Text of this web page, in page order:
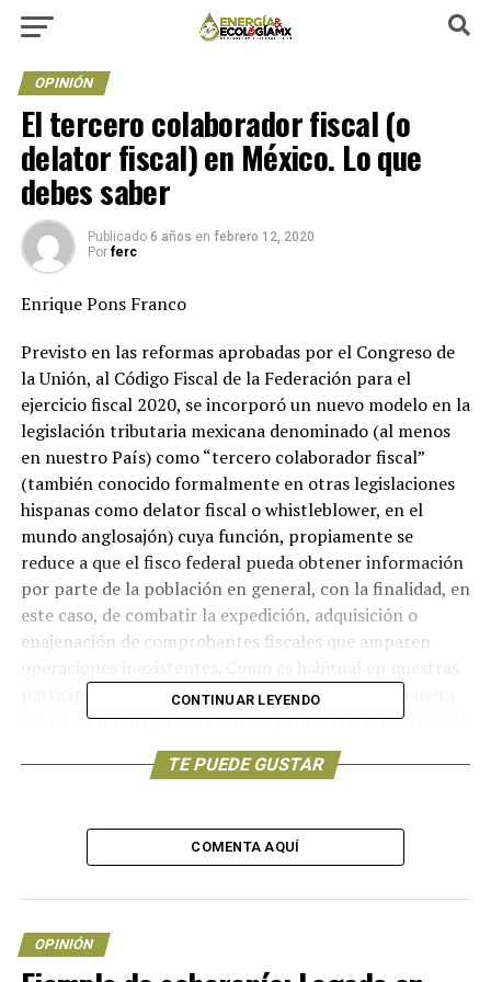
OPINIÓN
El tercero colaborador fiscal (o
delator fiscal) en México. Lo que
debes saber
Publicado 6 años en febrero 12, 2020
Por ferc
Enrique Pons Franco
Previsto en las reformas aprobadas por el Congreso de
la Unión, al Código Fiscal de la Federación para el
ejercicio fiscal 2020, se incorporó un nuevo modelo en la
legislación tributaria mexicana denominado (al menos
en nuestro País) como “tercero colaborador fiscal”
(también conocido formalmente en otras legislaciones
hispanas como delator fiscal o whistleblower, en el
mundo anglosajón) cuya función, propiamente se
reduce a que el fisco federal pueda obtener información
por parte de la población en general, con la finalidad, en
este caso, de combatir la expedición, adquisición o
enajenación de comprobantes fiscales que amparen
participaciones, trataremos de explicar de una manera
didáctica los orígenes, alcances y forma de operación de
esta novedosa figura que seguro, dará mucho de qué
hablar en este año y que llegó para quedarse, e incluso,
Ser quién señala a un tercero de la probable comisión de
un delito fiscal no es tratado de la misma forma en los
países que se han propuesto fortalecer el binomio de la
práctica de denunciar conductas fiscales ilícitas, con
CONTINUAR LEYENDO
TE PUEDE GUSTAR
COMENTA AQUÍ
OPINIÓN